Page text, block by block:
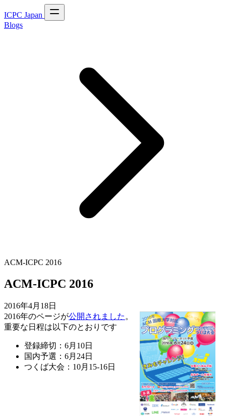
ICPC Japan
Blogs
ACM-ICPC 2016
ACM-ICPC 2016
2016年4月18日
2016年のページが公開されました 。
重要な日程は以下のとおりです
登録締切：6月10日
国内予選：6月24日
つくば大会：10月15-16日